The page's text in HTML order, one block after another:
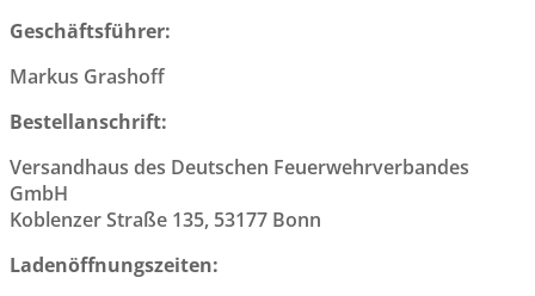
Geschäftsführer:
Markus Grashoff
Bestellanschrift:
Versandhaus des Deutschen Feuerwehrverbandes
GmbH
Koblenzer Straße 135, 53177 Bonn
Ladenöffnungszeiten: